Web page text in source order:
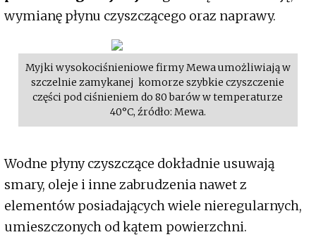
wymianę płynu czyszczącego oraz naprawy.
Myjki wysokociśnieniowe firmy Mewa umożliwiają w
szczelnie zamykanej komorze szybkie czyszczenie
części pod ciśnieniem do 80 barów w temperaturze
40°C, źródło: Mewa.
Wodne płyny czyszczące dokładnie usuwają
smary, oleje i inne zabrudzenia nawet z
elementów posiadających wiele nieregularnych,
umieszczonych od kątem powierzchni.